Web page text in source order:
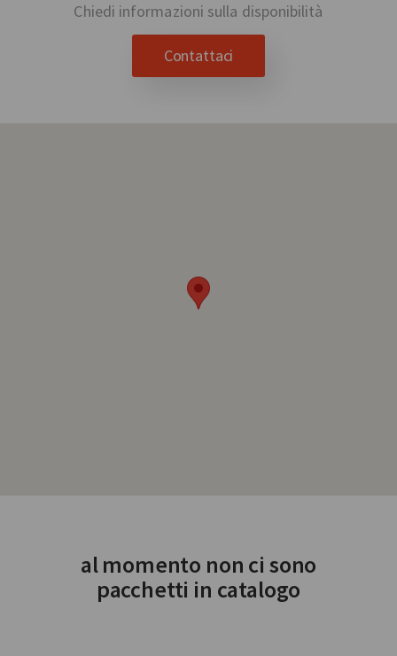
Chiedi informazioni sulla disponibilità
Contattaci
al momento non ci sono
pacchetti in catalogo